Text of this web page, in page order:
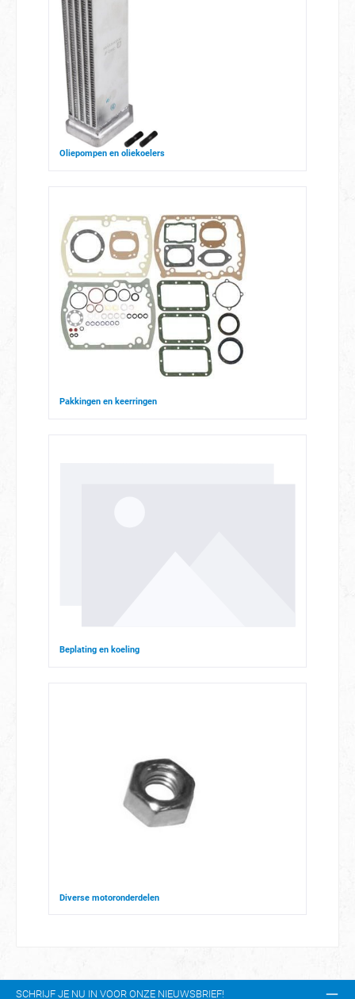
Oliepompen en oliekoelers
Pakkingen en keerringen
Beplating en koeling
Diverse motoronderdelen
SCHRIJF JE NU IN VOOR ONZE NIEUWSBRIEF!